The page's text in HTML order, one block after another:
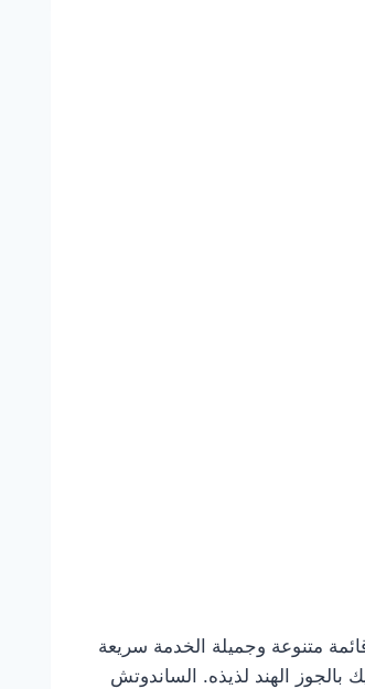
متنوعة وجميلة الخدمة سريعة
الهند لذيذه. الساندوتش